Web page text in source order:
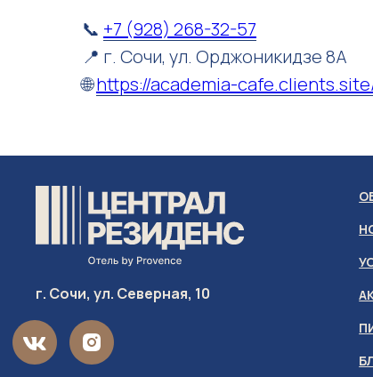
📞 +7 (928) 268-32-57
📍 г. Сочи, ул. Орджоникидзе 8А
🌐https://academia-
г. Сочи, ул. Северная, 10